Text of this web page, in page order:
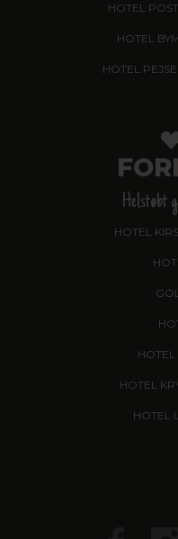
HOTEL
HOTEL
HOTEL
Helstøbt
HOTEL
HOTEL
HOTEL
HOTEL